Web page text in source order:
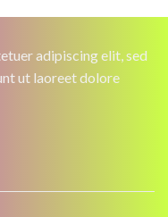
adipiscing elit, sed
ut laoreet dolore